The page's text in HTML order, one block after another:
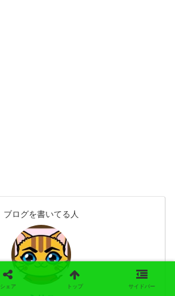
ブログを書いてる人
シェア トップ サイドバー